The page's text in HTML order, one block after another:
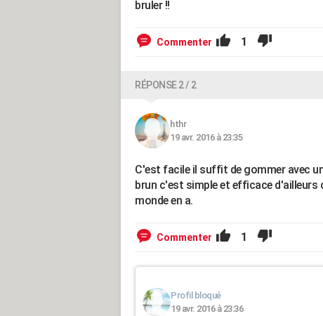
bruler !!
Commenter 1
RÉPONSE 2 / 2
hthr
19 avr. 2016 à 23:35
C'est facile il suffit de gommer avec
brun c'est simple et efficace d'ailleurs
monde en a.
Commenter 1
Profil bloqué
19 avr. 2016 à 23:36